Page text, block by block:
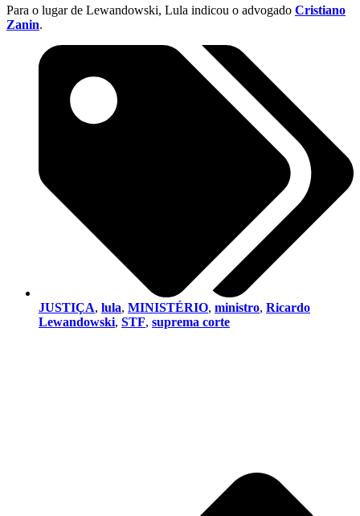
Para o lugar de Lewandowski, Lula indicou o advogado Cristiano
Zanin.
JUSTIÇA, lula, MINISTÉRIO, ministro, Ricardo
Lewandowski, STF, suprema corte